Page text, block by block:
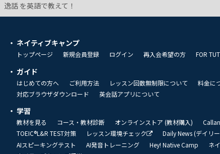
逸話 を英語で教えて！
ネイティブキャンプ
トップページ 新規会員登録 ログイン 再入会希望の方 FOR
ガイド
はじめての方へ ご利用方法 レッスン回数無制限について 料金に
対応ブラウザダウンロード
英会話アプリについて
学習
教材を見る コース・教材診断 オンラインストア (教材購入)
TOEIC®L&R TEST対策
レッスン環境チェック Daily News (デイリ
AIスピーキングテスト
AI発音トレーニング Hey! Native Camp ネ